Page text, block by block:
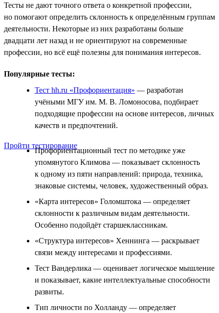
Тесты не дают точного ответа о конкретной профессии,
но помогают определить склонность к определённым группам
деятельности. Некоторые из них разработаны больше
двадцати лет назад и не ориентируют на современные
профессии, но всё ещё полезны для понимания интересов.
Популярные тесты:
Тест hh.ru «Профориентация» — разработан
учёными МГУ им. М. В. Ломоносова, подбирает
подходящие профессии на основе интересов, личных
качеств и предпочтений.
Пройти тестирование
Профориентационный тест по методике уже
упомянутого Климова — показывает склонность
к одному из пяти направлений: природа, техника,
знаковые системы, человек, художественный образ.
«Карта интересов» Голомштока — определяет
склонности к различным видам деятельности.
Особенно подойдёт старшеклассникам.
«Структура интересов» Хеннинга — раскрывает
связи между интересами и профессиями.
Тест Вандерлика — оценивает логическое мышление
и показывает, какие интеллектуальные способности
развиты.
Тип личности по Холланду — определяет